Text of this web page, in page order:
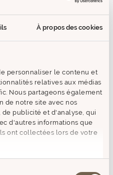
À propos des cookies
personnaliser le contenu et
relatives aux médias
Nous partageons également
de notre site avec nos
de publicité et d'analyse, qui
d'autres informations que
ont collectées lors de votre